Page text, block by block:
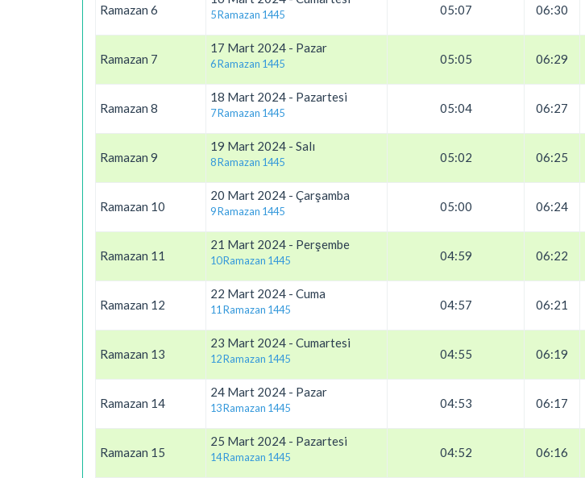
Ramazan 6 5 Ramazan 1445 05:07 06:30
Ramazan 7
17 Mart 2024 - Pazar
6 Ramazan 1445 05:05 06:29
Ramazan 8
18 Mart 2024 - Pazartesi
7 Ramazan 1445 05:04 06:27
Ramazan 9
19 Mart 2024 - Salı
8 Ramazan 1445 05:02 06:25
Ramazan 10
20 Mart 2024 - Çarşamba
9 Ramazan 1445 05:00 06:24
Ramazan 11
21 Mart 2024 - Perşembe
10 Ramazan 1445 04:59 06:22
Ramazan 12
22 Mart 2024 - Cuma
11 Ramazan 1445 04:57 06:21
Ramazan 13
23 Mart 2024 - Cumartesi
12 Ramazan 1445 04:55 06:19
Ramazan 14
24 Mart 2024 - Pazar
13 Ramazan 1445 04:53 06:17
Ramazan 15
25 Mart 2024 - Pazartesi
14 Ramazan 1445 04:52 06:16